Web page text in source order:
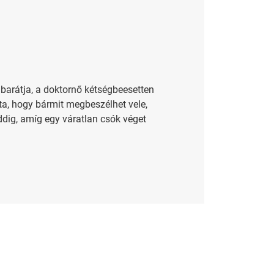
a doktornő kétségbeesetten
hogy bármit megbeszélhet vele,
amíg egy váratlan csók véget